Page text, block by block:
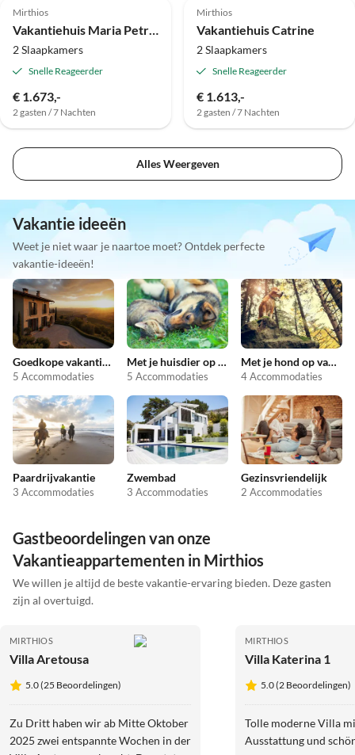
Mirthios
Vakantiehuis Maria Petra 2 NX
2 Slaapkamers
Snelle Reageerder
€ 1.673,-
2 gasten / 7 Nachten
Mirthios
Vakantiehuis Catrine
2 Slaapkamers
Snelle Reageerder
€ 1.613,-
2 gasten / 7 Nachten
Alles Weergeven
Vakantie ideeën
Weet je niet waar je naartoe moet? Ontdek perfecte
vakantie-ideeën!
Goedkope vakantieappartementen
5 Accommodaties
Met je huisdier op vakantie
5 Accommodaties
Met je hond op vakantie
4 Accommodaties
Paardrijvakantie
3 Accommodaties
Zwembad
3 Accommodaties
Gezinsvriendelijk
2 Accommodaties
Gastbeoordelingen van onze
Vakantieappartementen in Mirthios
We willen je altijd de beste vakantie-ervaring bieden. Deze gasten
zijn al overtuigd.
MIRTHIOS
Villa Aretousa
5.0 (25 Beoordelingen)
Zu Dritt haben wir ab Mitte Oktober
2025 zwei entspannte Wochen in der
MIRTHIOS
Villa Katerina 1
5.0 (2 Beoordelingen)
Tolle moderne Villa
Ausstattung und